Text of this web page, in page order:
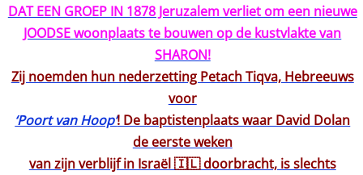
DAT EEN GROEP IN 1878 Jeruzalem verliet om een nieuwe
JOODSE woonplaats te bouwen op de kustvlakte van
SHARON!
Zij noemden hun nederzetting Petach Tiqva, Hebreeuws
voor
‘Poort van Hoop’! De baptistenplaats waar David Dolan
de eerste weken
van zijn verblijf in Israël 🇮🇱 doorbracht, is slechts